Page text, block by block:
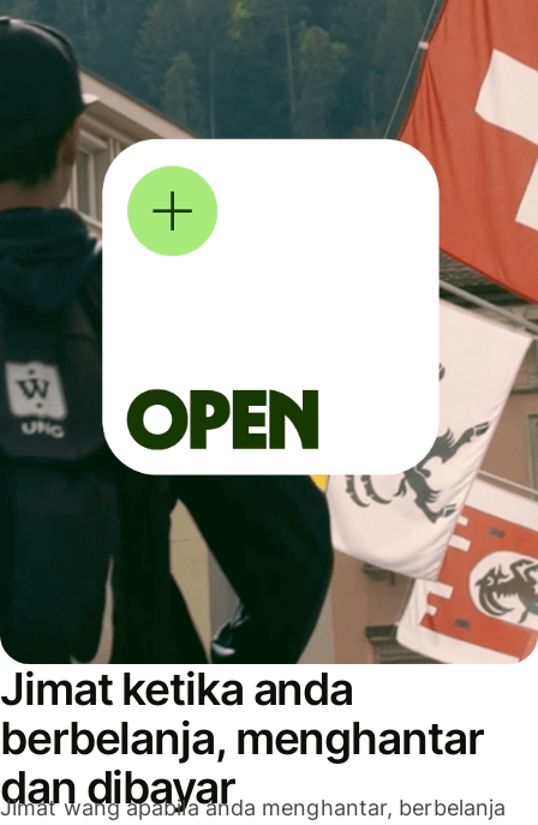
Jimat ketika anda
berbelanja, menghantar
dan dibayar
Jimat wang apabila anda menghantar, berbelanja